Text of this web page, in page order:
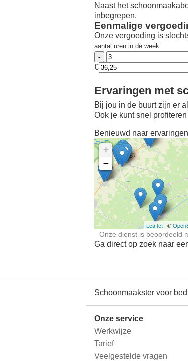
Naast het
inbegrepen.
Eenmalige
Onze vergoeding is
aantal uren in de week
€
Ervaringen met
Bij jou in de buurt zijn er al
Ook je kunt snel
Benieuwd naar
Ontdek meer
jou in de
+
−
Leaflet | ©
Onze dienst is beoordeeld
Ga direct op zoek naar
Schoonmaakster voor
Onze service
Werkwijze
Tarief
Veelgestelde vragen